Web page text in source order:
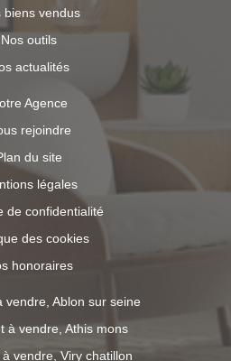
biens vendus
Nos outils
actualités
Agence
rejoindre
du site
légales
de confidentialité
des cookies
honoraires
vendre, Ablon sur seine
à vendre, Athis mons
vendre, Viry chatillon